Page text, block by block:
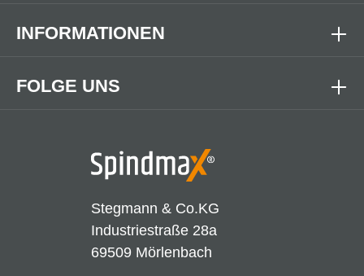
Stegmann & Co.KG
Industriestraße 28a
69509 Mörlenbach
FOLGE UNS
INFORMATIONEN